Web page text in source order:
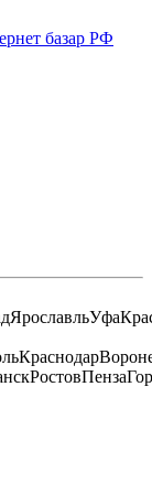
ЯрославльУфа
Краснодар
РостовПенза